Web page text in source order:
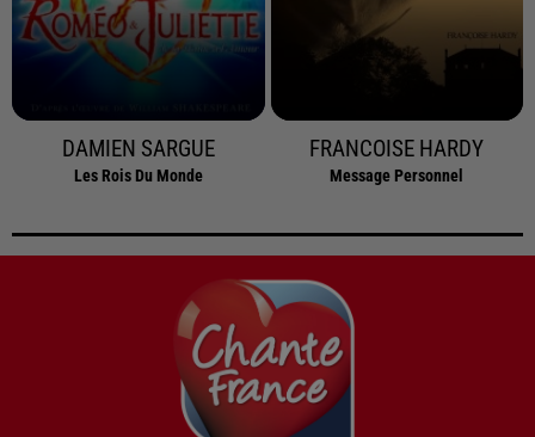
DAMIEN SARGUE
Les Rois Du Monde
FRANCOISE HARDY
Message Personnel